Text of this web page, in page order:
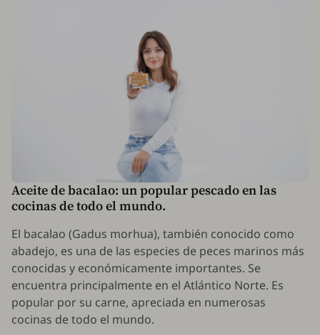
Aceite de bacalao: un popular pescado en las
cocinas de todo el mundo.
El bacalao (Gadus morhua), también conocido como
abadejo, es una de las especies de peces marinos más
conocidas y económicamente importantes. Se
encuentra principalmente en el Atlántico Norte. Es
popular por su carne, apreciada en numerosas
cocinas de todo el mundo.